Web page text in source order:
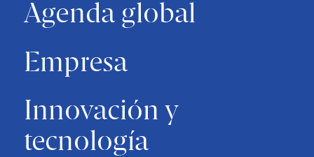
Agenda global
Empresa
Innovación y
tecnología